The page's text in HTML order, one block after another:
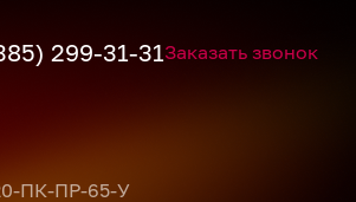
299-31-31Заказать звонок
ПК-ПР-65-У